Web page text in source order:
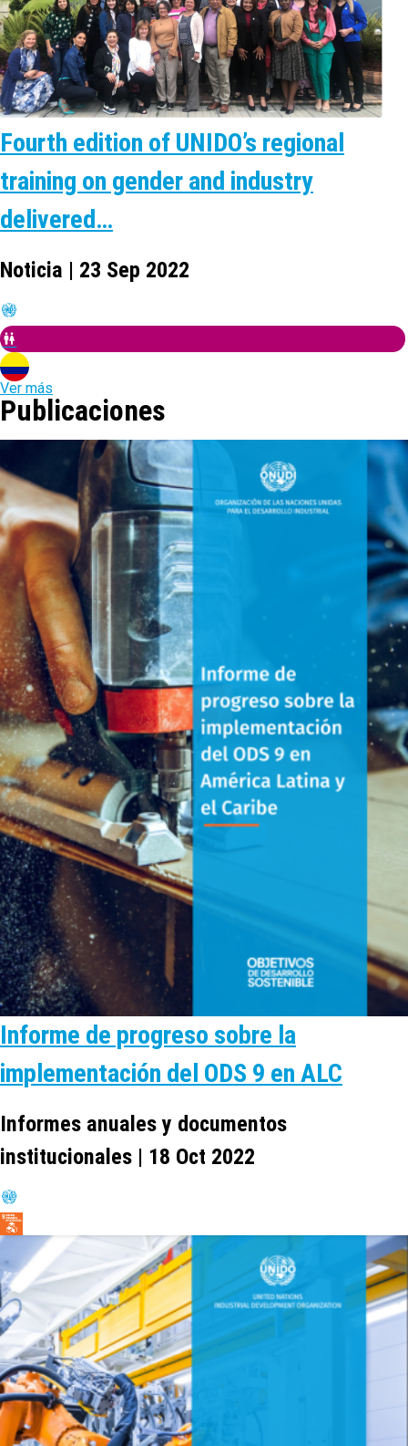
Fourth edition of UNIDO’s regional
training on gender and industry
delivered…
Noticia | 23 Sep 2022
Ver más
Publicaciones
Informe de progreso sobre la
implementación del ODS 9 en ALC
Informes anuales y documentos
institucionales | 18 Oct 2022